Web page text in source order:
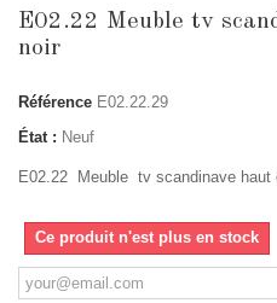
E02.22 Meuble tv
noir
Référence E02.22.29
État : Neuf
E02.22 Meuble tv scandinave haut
Ce produit n'est plus en stock